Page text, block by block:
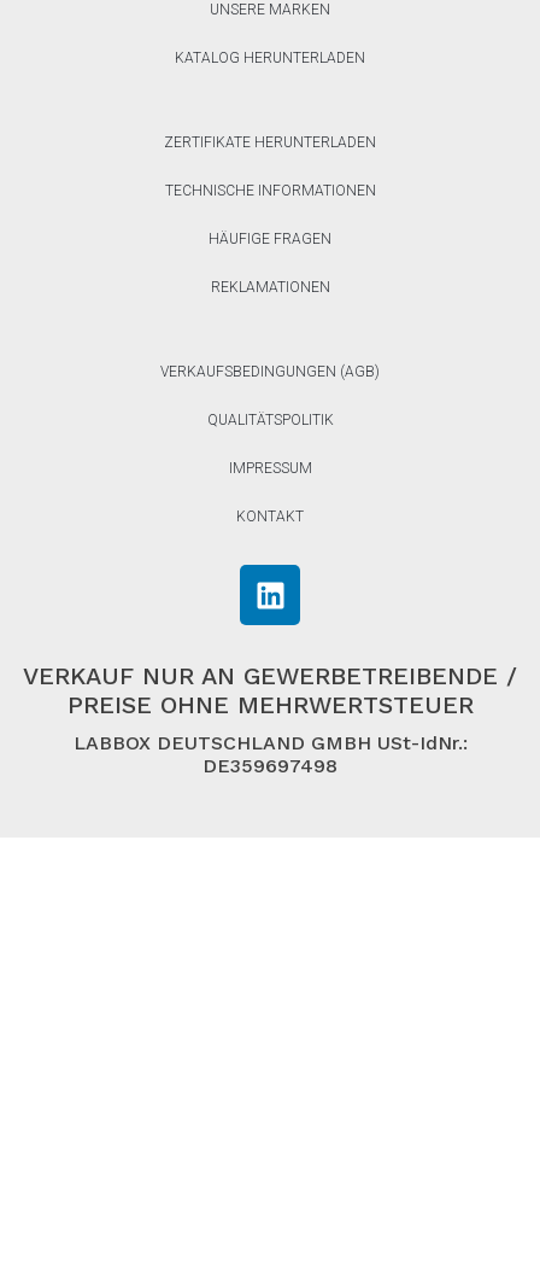
UNSERE MARKEN
KATALOG HERUNTERLADEN
ZERTIFIKATE HERUNTERLADEN
TECHNISCHE INFORMATIONEN
HÄUFIGE FRAGEN
REKLAMATIONEN
VERKAUFSBEDINGUNGEN (AGB)
QUALITÄTSPOLITIK
IMPRESSUM
KONTAKT
VERKAUF NUR AN GEWERBETREIBENDE /
PREISE OHNE MEHRWERTSTEUER
LABBOX DEUTSCHLAND GMBH USt-IdNr.:
DE359697498